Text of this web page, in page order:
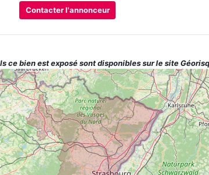
Contacter l'annonceur
ce bien est exposé sont disponibles sur le site